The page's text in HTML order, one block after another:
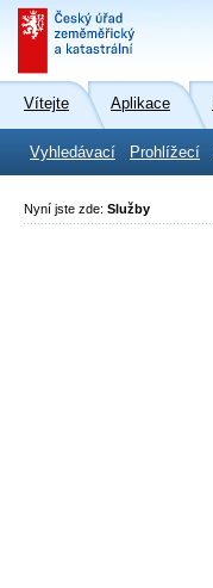
Vítejte Aplikace
Vyhledávací Prohlížecí
Nyní jste zde: Služby